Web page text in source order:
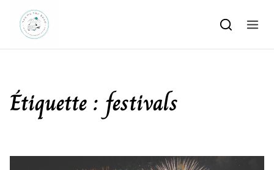
Skip to content
Étiquette : festivals